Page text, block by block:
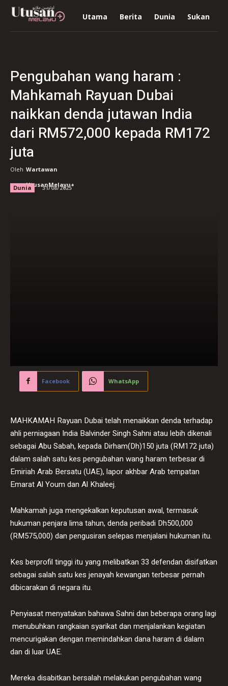
Utama Berita Dunia Sukan
Pengubahan wang haram :
Mahkamah Rayuan Dubai
naikkan denda jutawan India
dari RM572,000 kepada RM172
juta
Oleh Wartawan
UtusanMelayu+
Dunia 31/08/2025
Facebook WhatsApp
MAHKAMAH Rayuan Dubai telah menaikkan denda terhadap
ahli perniagaan India Balvinder Singh Sahni atau lebih dikenali
sebagai Abu Sabah, kepada Dirham(Dh)150 juta (RM172 juta)
dalam salah satu kes pengubahan wang haram terbesar di
Emiriah Arab Bersatu (UAE), lapor akhbar Arab tempatan
Emarat Al Youm dan Al Khaleej.
Mahkamah juga mengekalkan keputusan awal, termasuk
hukuman penjara lima tahun, denda peribadi Dh500,000
(RM575,000) dan pengusiran selepas menjalani hukuman itu.
Kes berprofil tinggi itu yang melibatkan 33 defendan disifatkan
sebagai salah satu kes jenayah kewangan terbesar pernah
dibicarakan di negara itu.
Penyiasat menyatakan bahawa Sahni dan beberapa orang lagi
menubuhkan rangkaian syarikat dan menjalankan kegiatan
mencurigakan dengan memindahkan dana haram di dalam
dan di luar UAE.
Mereka disabitkan bersalah melakukan pengubahan wang